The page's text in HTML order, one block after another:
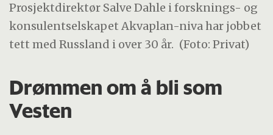
Prosjektdirektør Salve Dahle i forsknings- og
konsulentselskapet Akvaplan-niva har jobbet
tett med Russland i over 30 år. (Foto: Privat)
Drømmen om å bli som
Vesten